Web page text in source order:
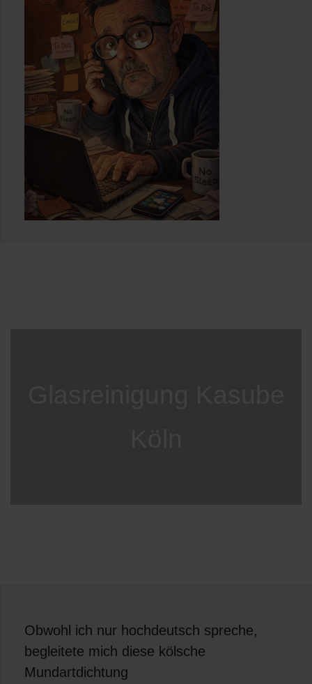
Obwohl ich nur hochdeutsch spreche,
begleitete mich diese kölsche
Mundartdichtung